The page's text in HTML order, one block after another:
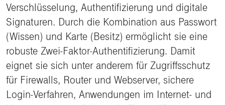
Verschlüsselung, Authentifizierung und digitale
Signaturen. Durch die Kombination aus Passwort
(Wissen) und Karte (Besitz) ermöglicht sie eine
robuste Zwei‑Faktor‑Authentifizierung. Damit
eignet sie sich unter anderem für Zugriffsschutz
für Firewalls, Router und Webserver, sichere
Login‑Verfahren, Anwendungen im Internet‑ und